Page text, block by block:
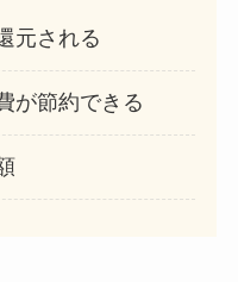
元される
が節約できる